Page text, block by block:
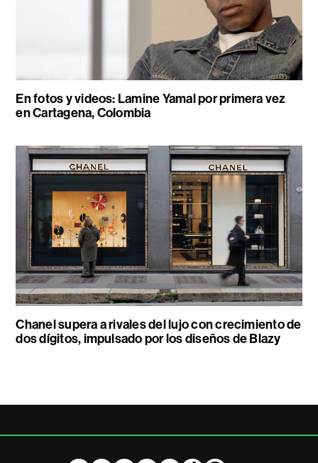
En fotos y videos: Lamine Yamal por primera vez
en Cartagena, Colombia
Chanel supera a rivales del lujo con crecimiento de
dos dígitos, impulsado por los diseños de Blazy